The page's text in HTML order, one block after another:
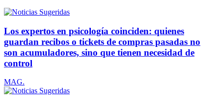
Los expertos en psicología coinciden: quienes
guardan recibos o tickets de compras pasadas no
son acumuladores, sino que tienen necesidad de
control
MAG.